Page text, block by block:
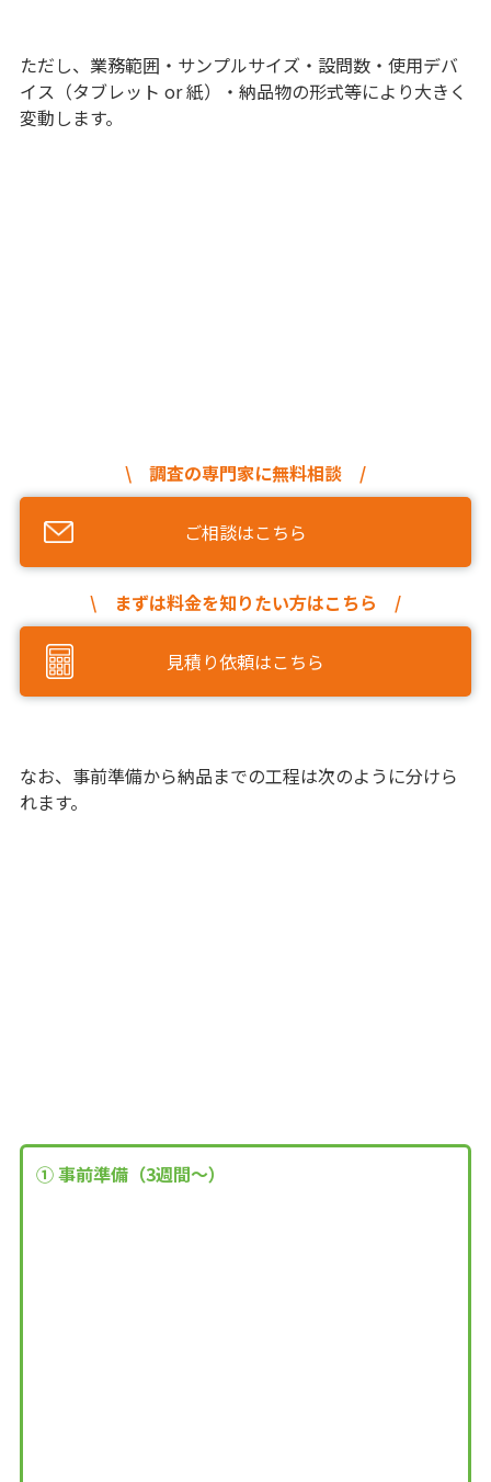
ただし、業務範囲・サンプルサイズ・設問数・使用デバ
イス（タブレット or 紙）・納品物の形式等により大きく
変動します。
\ 調査の専門家に無料相談 /
ご相談はこちら
\ まずは料金を知りたい方はこちら /
見積り依頼はこちら
なお、事前準備から納品までの工程は次のように分けら
れます。
① 事前準備（3週間～）